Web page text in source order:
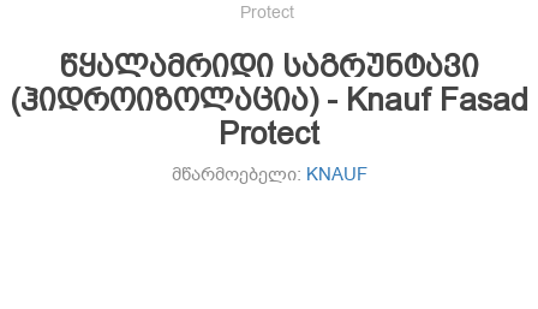
Protect
წყალამრიდი საგრუნტავი
(ჰიდროიზოლაცია) - Knauf Fasad
Protect
მწარმოებელი: KNAUF